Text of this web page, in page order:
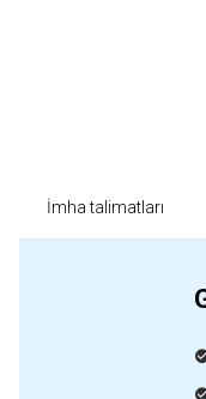
İmha talimatları